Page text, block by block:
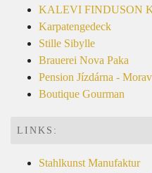
KALEVI FINDUSON
Karpatengedeck
Stille Sibylle
Brauerei Nova Paka
Pension Jízdárna -
Boutique Gourman
LINKS:
Stahlkunst Manufaktur